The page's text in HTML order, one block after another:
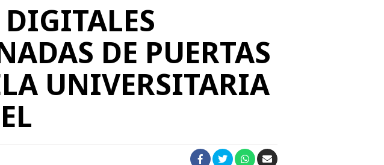
DE PUERTAS
UNIVERSITARIA